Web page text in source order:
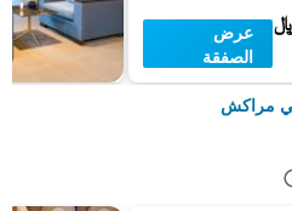
عرض
الصفقة
مراكش